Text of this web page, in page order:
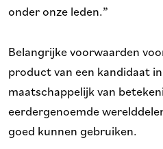
onder onze leden.”
Belangrijke voorwaarden
product van een kandidaat
maatschappelijk van
eerdergenoemde
goed kunnen gebruiken.